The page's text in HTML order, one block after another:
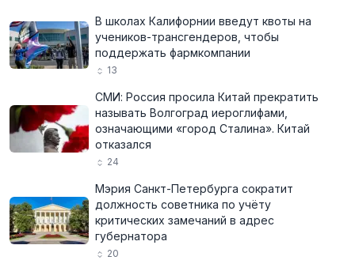
В школах Калифорнии введут квоты на
учеников-трансгендеров, чтобы
поддержать фармкомпании
13
СМИ: Россия просила Китай прекратить
называть Волгоград иероглифами,
означающими «город Сталина». Китай
отказался
24
Мэрия Санкт-Петербурга сократит
должность советника по учёту
критических замечаний в адрес
губернатора
20